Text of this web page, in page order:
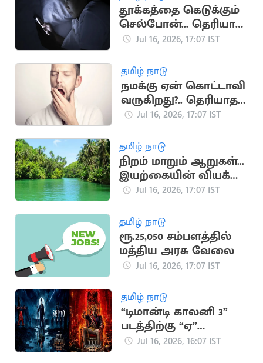
தூக்கத்தை கெடுக்கும்
செல்போன்... தெரியாத
ஆபத்துகள்
Jul 16, 2026, 17:07 IST
தமிழ் நாடு
நமக்கு ஏன் கொட்டாவி
வருகிறது?.. தெரியாத
சுவாரஸ்ய
Jul 16, 2026, 17:07 IST
தமிழ் நாடு
நிறம் மாறும் ஆறுகள்...
இயற்கையின் வியக்க
வைக்கும்
Jul 16, 2026, 17:07 IST
தமிழ் நாடு
ரூ.25,050 சம்பளத்தில்
மத்திய அரசு வேலை
Jul 16, 2026, 17:07 IST
தமிழ் நாடு
“டிமான்டி காலனி 3”
படத்திற்கு “ஏ”
சான்றிதழ் வழங்கிய
Jul 16, 2026, 16:07 IST